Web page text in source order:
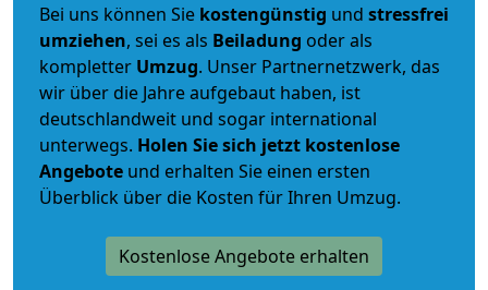
Bei uns können Sie kostengünstig und stressfrei
umziehen, sei es als Beiladung oder als
kompletter Umzug. Unser Partnernetzwerk, das
wir über die Jahre aufgebaut haben, ist
deutschlandweit und sogar international
unterwegs. Holen Sie sich jetzt kostenlose
Angebote und erhalten Sie einen ersten
Überblick über die Kosten für Ihren Umzug.
Kostenlose Angebote erhalten